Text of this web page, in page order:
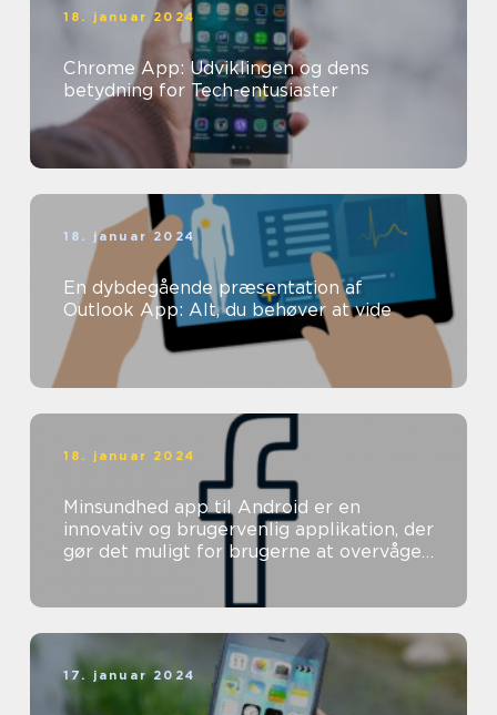
18. januar 2024
Chrome App: Udviklingen og dens
betydning for Tech-entusiaster
18. januar 2024
En dybdegående præsentation af
Outlook App: Alt, du behøver at vide
18. januar 2024
Minsundhed app til Android er en
innovativ og brugervenlig applikation, der
gør det muligt for brugerne at overvåge
17. januar 2024